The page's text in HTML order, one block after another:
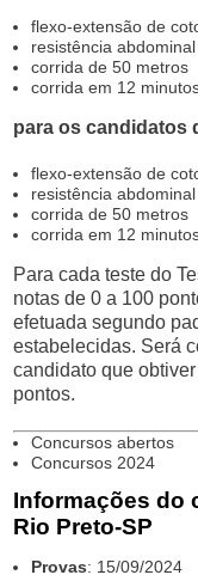
flexo-extensão de
resistência abdominal
corrida de 50 metros
corrida em 12
para os candidatos
flexo-extensão de
resistência abdominal
corrida de 50 metros
corrida em 12
Para cada teste do
notas de 0 a 100
efetuada segundo
estabelecidas. Será
candidato que
pontos.
Concursos abertos
Concursos 2024
Informações do
Rio Preto-SP
Provas: 15/09/2024